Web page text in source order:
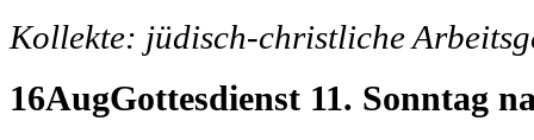
Kollekte: jüdisch-christliche
16AugGottesdienst 11. Sonntag